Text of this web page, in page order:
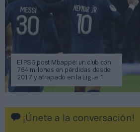
El PSG post Mbappé: un club con
764 millones en pérdidas desde
2017 y atrapado en la Ligue 1
¡Únete a la conversación!